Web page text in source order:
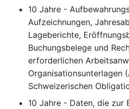
10 Jahre -
Aufzeichnungen,
Lageberichte,
Buchungsbelege und
erforderlichen
Organisationsunterlagen
Schweizerischen
10 Jahre - Daten, die zur